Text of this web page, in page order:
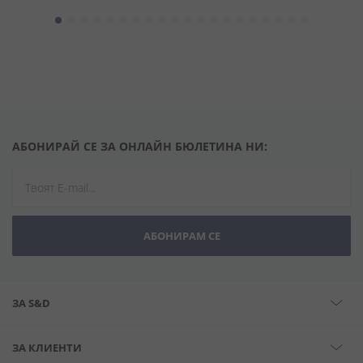
АБОНИРАЙ СЕ ЗА ОНЛАЙН БЮЛЕТИНА НИ:
АБОНИРАМ СЕ
ЗА S&D
ЗА КЛИЕНТИ